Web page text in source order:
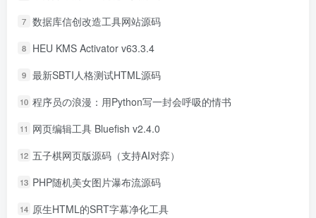
7 数据库信创改造工具网站源码
8 HEU KMS Activator v63.3.4
9 最新SBTI人格测试HTML源码
10 程序员の浪漫：用Python写一封会呼吸的情书
11 网页编辑工具 Bluefish v2.4.0
12 五子棋网页版源码（支持AI对弈）
13 PHP随机美女图片瀑布流源码
14 原生HTML的SRT字幕净化工具